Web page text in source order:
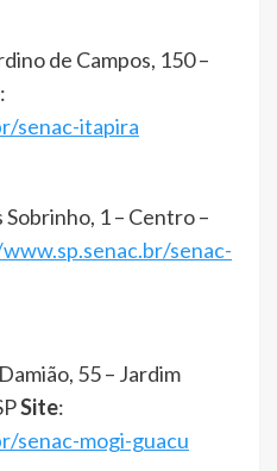
de Campos, 150 –
:
senac-itapira
Sobrinho, 1 – Centro –
senac-
55 – Jardim
Site:
senac-mogi-guacu